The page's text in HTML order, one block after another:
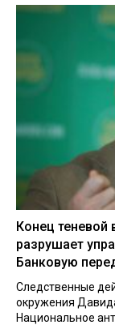
Конец теневой
разрушает
Банковую
Следственные
окружения
Национальное